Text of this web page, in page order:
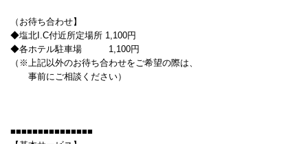
（お待ち合わせ】
◆塩北I.C付近所定場所 1,100円
◆各ホテル駐車場 1,100円
（※上記以外のお待ち合わせをご希望の際は、
事前にご相談ください）
■■■■■■■■■■■■■■■